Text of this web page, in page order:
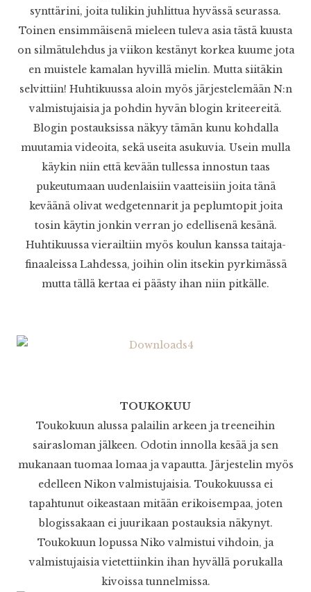
synttärini, joita tulikin juhlittua hyvässä seurassa.
Toinen ensimmäisenä mieleen tuleva asia tästä kuusta
on silmätulehdus ja viikon kestänyt korkea kuume jota
en muistele kamalan hyvillä mielin. Mutta siitäkin
selvittiin! Huhtikuussa aloin myös järjestelemään N:n
valmistujaisia ja pohdin hyvän blogin kriteereitä.
Blogin postauksissa näkyy tämän kunu kohdalla
muutamia videoita, sekä useita asukuvia. Usein mulla
käykin niin että kevään tullessa innostun taas
pukeutumaan uudenlaisiin vaatteisiin joita tänä
keväänä olivat wedgetennarit ja peplumtopit joita
tosin käytin jonkin verran jo edellisenä kesänä.
Huhtikuussa vierailtiin myös koulun kanssa taitaja-
finaaleissa Lahdessa, joihin olin itsekin pyrkimässä
mutta tällä kertaa ei päästy ihan niin pitkälle.
TOUKOKUU
Toukokuun alussa palailin arkeen ja treeneihin
sairasloman jälkeen. Odotin innolla kesää ja sen
mukanaan tuomaa lomaa ja vapautta. Järjestelin myös
edelleen Nikon valmistujaisia. Toukokuussa ei
tapahtunut oikeastaan mitään erikoisempaa, joten
blogissakaan ei juurikaan postauksia näkynyt.
Toukokuun lopussa Niko valmistui vihdoin, ja
valmistujaisia vietettiinkin ihan hyvällä porukalla
kivoissa tunnelmissa.